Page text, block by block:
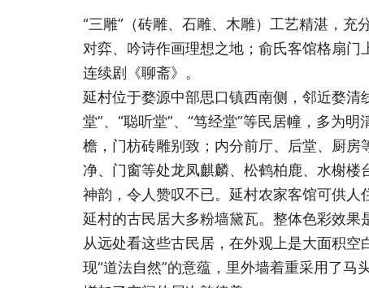
“三雕”（砖雕、石雕、木雕）工艺精湛，充
对弈、吟诗作画理想之地；俞氏客馆格扇门
连续剧《聊斋》。
延村位于婺源中部思口镇西南侧，邻近婺
堂”、“聪听堂”、“笃经堂”等民居幢，多为
檐，门枋砖雕别致；内分前厅、后堂、厨
净、门窗等处龙凤麒麟、松鹤柏鹿、水榭
神韵，令人赞叹不已。延村农家客馆可供人
延村的古民居大多粉墙黛瓦。整体色彩效果
从远处看这些古民居，在外观上是大面积
现“道法自然”的意蕴，里外墙着重采用了马